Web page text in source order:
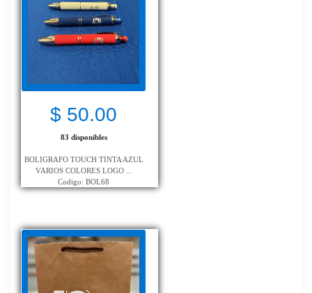
$ 50.00
83 disponibles
BOLIGRAFO TOUCH TINTA AZUL
VARIOS COLORES LOGO ...
Codigo: BOL68